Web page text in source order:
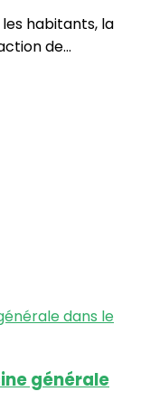
les habitants, la
de...
générale